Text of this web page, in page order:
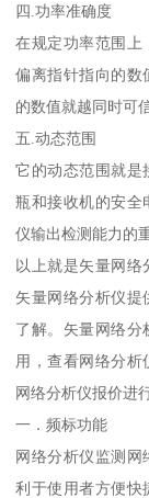
四.功率准确度
在规定功率范围上
偏离指针指向的数
的数值就越同时可
五.动态范围
它的动态范围就是
瓶和接收机的安全
仪输出检测能力的
以上就是矢量网
矢量网络分析仪提
了解。矢量网络分
用，查看网络分
网络分析仪报价进
一．频标功能
网络分析仪监测
利于使用者方便快